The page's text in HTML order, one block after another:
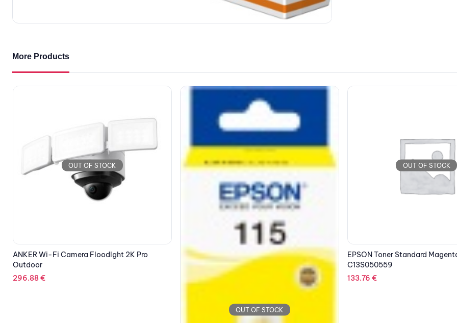
More Products
OUT OF STOCK
EPSON Toner Standard Magenta Capacity
C13S050559
133.76€
OUT OF STOCK
EPSON Lamp V13H010L93
319.31€